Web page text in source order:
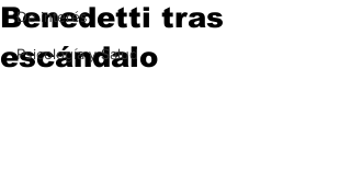
De interés
Psicología y Salud
Benedetti tras
escándalo